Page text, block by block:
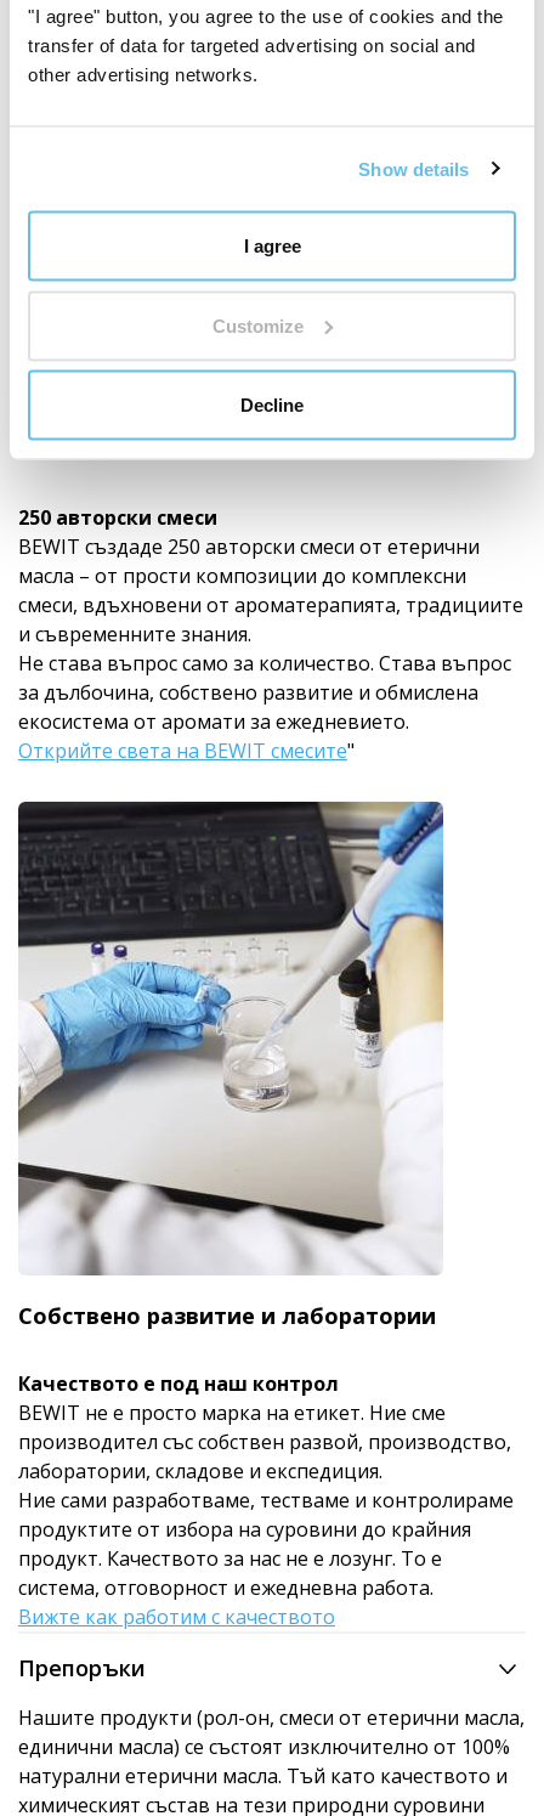
"I agree" button, you agree to the use of cookies and the
transfer of data for targeted advertising on social and
other advertising networks.
Show details
I agree
Customize
Decline
Световен лидер в смесите от етерични
масла
250 авторски смеси
BEWIT създаде 250 авторски смеси от етерични
масла – от прости композиции до комплексни
смеси, вдъхновени от ароматерапията, традициите
и съвременните знания.
Не става въпрос само за количество. Става въпрос
за дълбочина, собствено развитие и обмислена
екосистема от аромати за ежедневието.
Открийте света на BEWIT смесите"
Собствено развитие и лаборатории
Качеството е под наш контрол
BEWIT не е просто марка на етикет. Ние сме
производител със собствен развой, производство,
лаборатории, складове и експедиция.
Ние сами разработваме, тестваме и контролираме
продуктите от избора на суровини до крайния
продукт. Качеството за нас не е лозунг. То е
система, отговорност и ежедневна работа.
Вижте как работим с качеството
Препоръки
Нашите продукти (рол-он, смеси от етерични масла,
единични масла) се състоят изключително от 100%
натурални етерични масла. Тъй като качеството и
химическият състав на тези природни суровини